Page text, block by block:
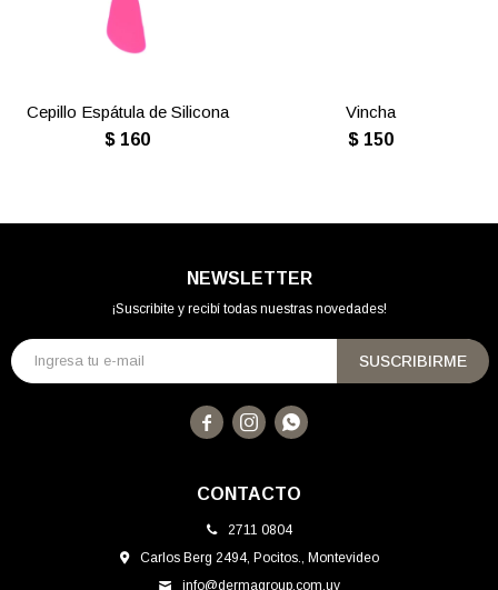
Cepillo Espátula de Silicona
$ 160
Vincha
$ 150
CONTACTO
2711 0804
Carlos Berg 2494, Pocitos., Montevideo
info@dermagroup.com.uy
NEWSLETTER
¡Suscribite y recibí todas nuestras novedades!
SUSCRIBIRME
  